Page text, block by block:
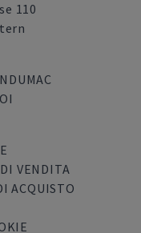
110
VENDITA
ACQUISTO